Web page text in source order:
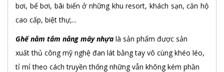
bơi, bể bơi, bãi biển ở những khu resort, khách sạn, căn hộ
cao cấp, biệt thự,...
Ghế nằm tắm nắng mây nhựa là sản phẩm được sản
xuất thủ công mỹ nghệ đan lát bằng tay vô cùng khéo léo,
tỉ mỉ theo cách truyền thống những vẫn không kém phần